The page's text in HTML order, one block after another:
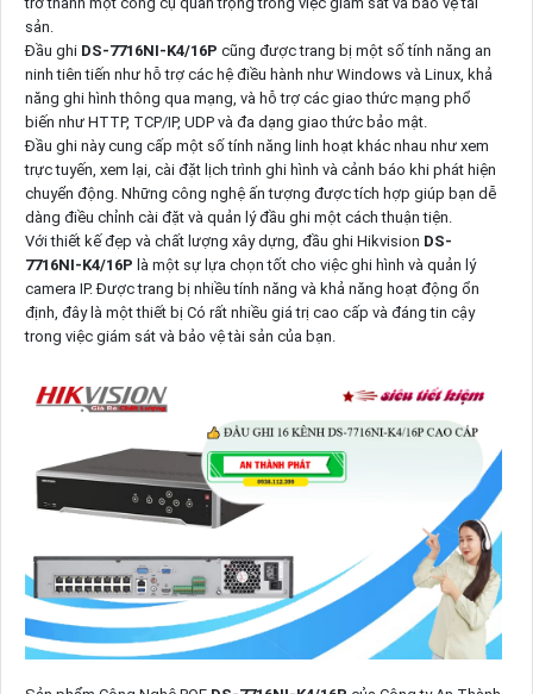
sản.
Đầu ghi DS-7716NI-K4/16P cũng được trang bị một số tính năng an
ninh tiên tiến như hỗ trợ các hệ điều hành như Windows và Linux, khả
năng ghi hình thông qua mạng, và hỗ trợ các giao thức mạng phổ
biến như HTTP, TCP/IP, UDP và đa dạng giao thức bảo mật.
Đầu ghi này cung cấp một số tính năng linh hoạt khác nhau như xem
trực tuyến, xem lại, cài đặt lịch trình ghi hình và cảnh báo khi phát hiện
chuyển động. Những công nghệ ấn tượng được tích hợp giúp bạn dễ
dàng điều chỉnh cài đặt và quản lý đầu ghi một cách thuận tiện.
Với thiết kế đẹp và chất lượng xây dựng, đầu ghi Hikvision DS-
7716NI-K4/16P là một sự lựa chọn tốt cho việc ghi hình và quản lý
camera IP. Được trang bị nhiều tính năng và khả năng hoạt động ổn
định, đây là một thiết bị Có rất nhiều giá trị cao cấp và đáng tin cậy
trong việc giám sát và bảo vệ tài sản của bạn.